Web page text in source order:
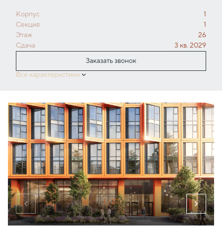
Корпус
1
Секция
1
Этаж
26
Сдача
3 кв. 2029
Заказать звонок
Все характеристики
1 / 27